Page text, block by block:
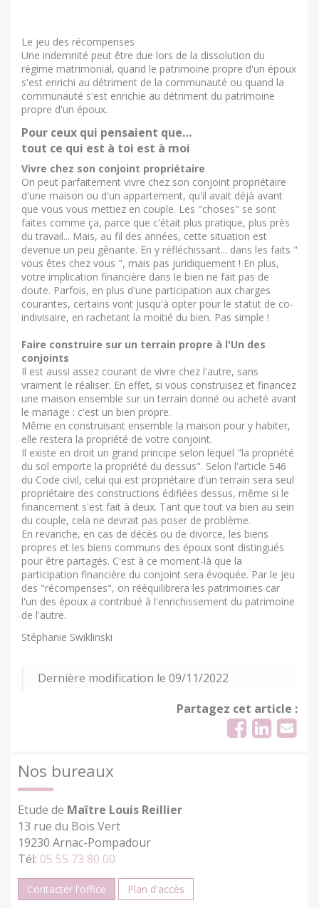
Le jeu des récompenses
Une indemnité peut être due lors de la dissolution du
régime matrimonial, quand le patrimoine propre d'un époux
s'est enrichi au détriment de la communauté ou quand la
communauté s'est enrichie au détriment du patrimoine
propre d'un époux.
Pour ceux qui pensaient que…
tout ce qui est à toi est à moi
Vivre chez son conjoint propriétaire
On peut parfaitement vivre chez son conjoint propriétaire
d'une maison ou d'un appartement, qu'il avait déjà avant
que vous vous mettiez en couple. Les "choses" se sont
faites comme ça, parce que c'était plus pratique, plus près
du travail... Mais, au fil des années, cette situation est
devenue un peu gênante. En y réfléchissant... dans les faits "
vous êtes chez vous ", mais pas juridiquement ! En plus,
votre implication financière dans le bien ne fait pas de
doute. Parfois, en plus d'une participation aux charges
courantes, certains vont jusqu'à opter pour le statut de co-
indivisaire, en rachetant la moitié du bien. Pas simple !
Faire construire sur un terrain propre à l'Un des
conjoints
Il est aussi assez courant de vivre chez l'autre, sans
vraiment le réaliser. En effet, si vous construisez et financez
une maison ensemble sur un terrain donné ou acheté avant
le mariage : c'est un bien propre.
Même en construisant ensemble la maison pour y habiter,
elle restera la propriété de votre conjoint.
Il existe en droit un grand principe selon lequel "la propriété
du sol emporte la propriété du dessus". Selon l'article 546
du Code civil, celui qui est propriétaire d'un terrain sera seul
propriétaire des constructions édifiées dessus, même si le
financement s'est fait à deux. Tant que tout va bien au sein
du couple, cela ne devrait pas poser de problème.
En revanche, en cas de décès ou de divorce, les biens
propres et les biens communs des époux sont distingués
pour être partagés. C'est à ce moment-là que la
participation financière du conjoint sera évoquée. Par le jeu
des "récompenses", on rééquilibrera les patrimoines car
l'un des époux a contribué à l'enrichissement du patrimoine
de l'autre.
Stéphanie Swiklinski
Dernière modification le 09/11/2022
Partagez cet article :
Nos bureaux
Etude de Maître Louis Reillier
13 rue du Bois Vert
19230 Arnac-Pompadour
Tél: 05 55 73 80 00
Contacter l'office Plan d'accès